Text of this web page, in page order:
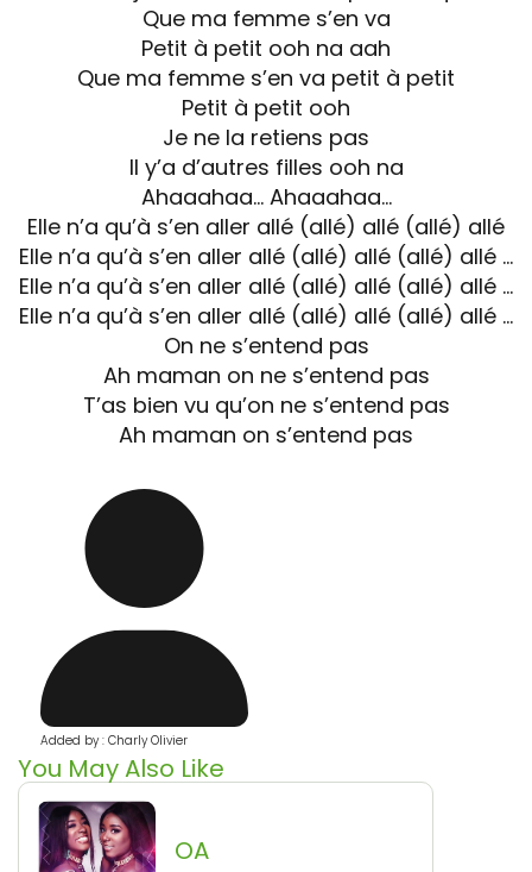
Que ma femme s’en va
Petit à petit ooh na aah
Que ma femme s’en va petit à petit
Petit à petit ooh
Je ne la retiens pas
Il y’a d’autres filles ooh na
Ahaaahaa… Ahaaahaa…
Elle n’a qu’à s’en aller allé (allé) allé (allé) allé
Elle n’a qu’à s’en aller allé (allé) allé (allé) allé …
Elle n’a qu’à s’en aller allé (allé) allé (allé) allé …
Elle n’a qu’à s’en aller allé (allé) allé (allé) allé …
On ne s’entend pas
Ah maman on ne s’entend pas
T’as bien vu qu’on ne s’entend pas
Ah maman on s’entend pas
Added by : Charly Olivier
You May Also Like
OA